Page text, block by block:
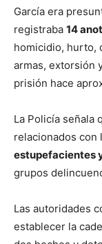
García era
registraba 14
homicidio, hurto,
armas, extorsión
prisión hace
La Policía señala
relacionados con
estupefacientes
grupos
Las autoridades
establecer la